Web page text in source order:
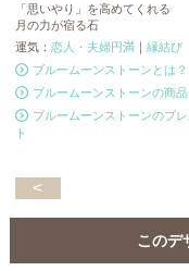
「思いやり」を高めてくれる
月の力が宿る石
運気： 恋人・夫婦円満｜ 縁結び
ブルームーンストーンとは？
ブルームーンストーンの商
ブルームーンストーンのブレ
ト
<
このデ